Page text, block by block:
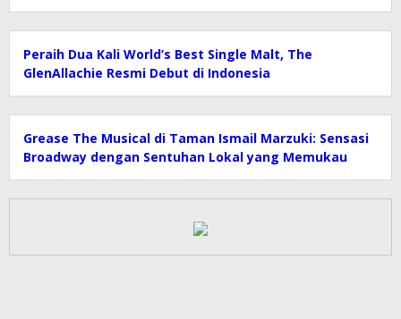
Peraih Dua Kali World’s Best Single Malt, The
GlenAllachie Resmi Debut di Indonesia
Grease The Musical di Taman Ismail Marzuki: Sensasi
Broadway dengan Sentuhan Lokal yang Memukau